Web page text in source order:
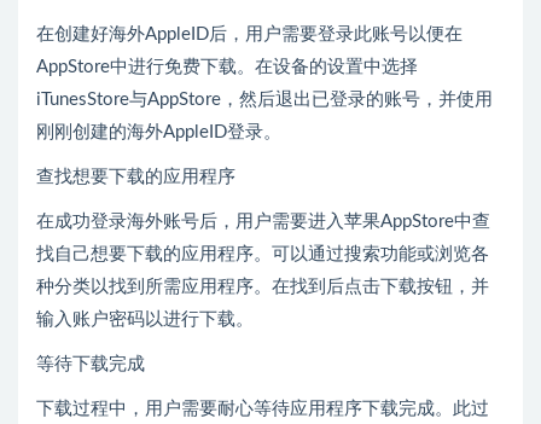
在创建好海外AppleID后，用户需要登录此账号以便在
AppStore中进行免费下载。在设备的设置中选择
iTunesStore与AppStore，然后退出已登录的账号，并使用
刚刚创建的海外AppleID登录。
查找想要下载的应用程序
在成功登录海外账号后，用户需要进入苹果AppStore中查
找自己想要下载的应用程序。可以通过搜索功能或浏览各
种分类以找到所需应用程序。在找到后点击下载按钮，并
输入账户密码以进行下载。
等待下载完成
下载过程中，用户需要耐心等待应用程序下载完成。此过